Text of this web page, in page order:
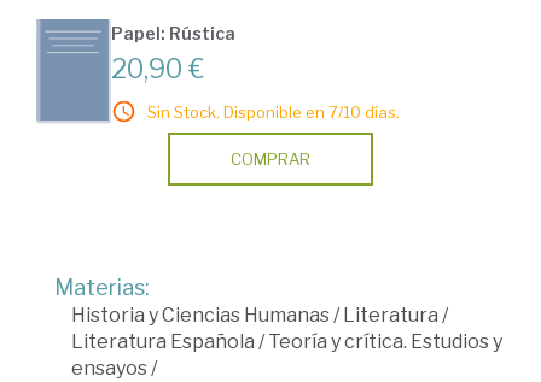
Papel: Rústica
20,90 €
Sin Stock. Disponible en 7/10 días.
COMPRAR
Materias:
Historia y Ciencias Humanas/Literatura /
Literatura Española /Teoría y crítica. Estudios y
ensayos/